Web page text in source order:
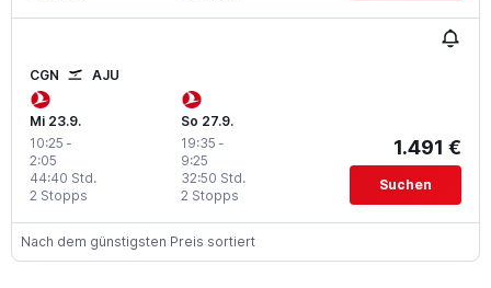
CGN AJU
Mi 23.9.
10:25 -
2:05
2 Stopps
44:40 Std.
So 27.9.
19:35 -
9:25
2 Stopps
32:50 Std.
1.491 €
Suchen
Nach dem günstigsten Preis sortiert